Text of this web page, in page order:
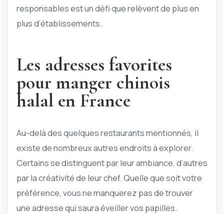
responsables est un défi que relèvent de plus en
plus d’établissements.
Les adresses favorites
pour manger chinois
halal en France
Au-delà des quelques restaurants mentionnés, il
existe de nombreux autres endroits à explorer.
Certains se distinguent par leur ambiance, d’autres
par la créativité de leur chef. Quelle que soit votre
préférence, vous ne manquerez pas de trouver
une adresse qui saura éveiller vos papilles.